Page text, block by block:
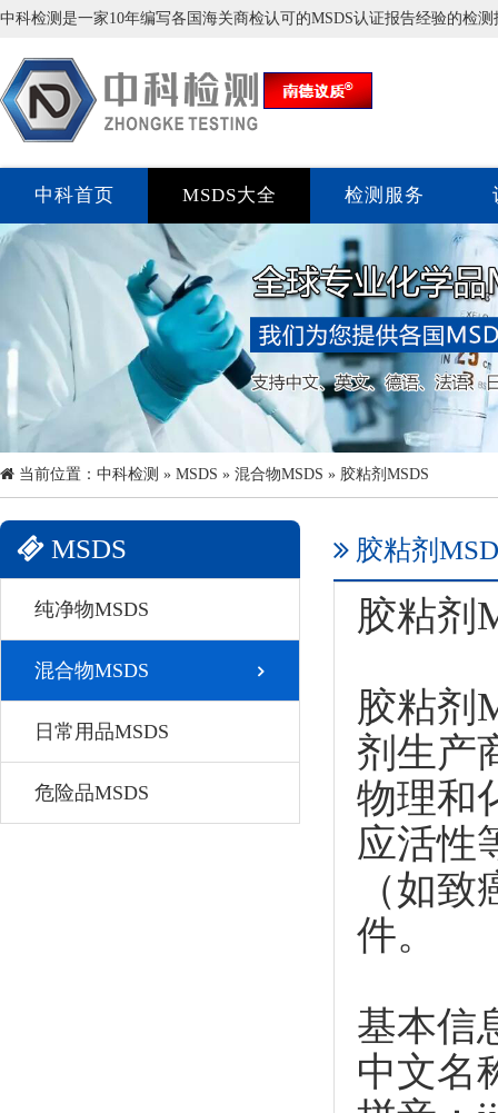
中科检测是一家10年编写各国海关商检认可的MSDS认证报告经验的检
中科首页 MSDS大全 检测服务
当前位置： 中科检测 » MSDS » 混合物MSDS » 胶粘剂MSDS
MSDS
纯净物MSDS
混合物MSDS
日常用品MSDS
危险品MSDS
胶粘剂
胶粘剂
胶粘剂
剂生产
物理和
应活性
（如
件。
基本信
中文名